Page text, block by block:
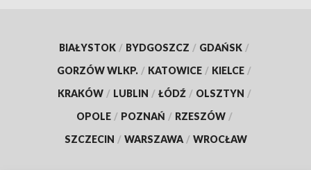
BIAŁYSTOK / BYDGOSZCZ / GDAŃSK /
GORZÓW WLKP. / KATOWICE / KIELCE /
KRAKÓW / LUBLIN / ŁÓDŹ / OLSZTYN /
OPOLE / POZNAŃ / RZESZÓW /
SZCZECIN / WARSZAWA / WROCŁAW